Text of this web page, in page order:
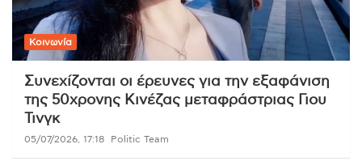
Κοινωνία
Συνεχίζονται οι έρευνες για την εξαφάνιση
της 50χρονης Κινέζας μεταφράστριας Γιου
Τινγκ
05/07/2026, 17:18 Politic Team